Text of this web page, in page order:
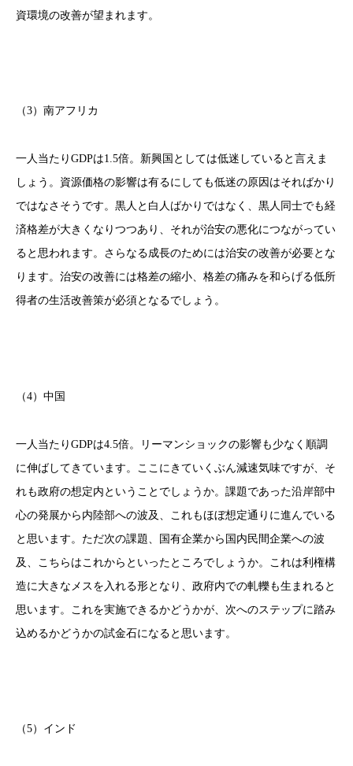
資環境の改善が望まれます。
（3）南アフリカ
一人当たりGDPは1.5倍。新興国としては低迷していると言えま
しょう。資源価格の影響は有るにしても低迷の原因はそればかり
ではなさそうです。黒人と白人ばかりではなく、黒人同士でも経
済格差が大きくなりつつあり、それが治安の悪化につながってい
ると思われます。さらなる成長のためには治安の改善が必要とな
ります。治安の改善には格差の縮小、格差の痛みを和らげる低所
得者の生活改善策が必須となるでしょう。
（4）中国
一人当たりGDPは4.5倍。リーマンショックの影響も少なく順調
に伸ばしてきています。ここにきていくぶん減速気味ですが、そ
れも政府の想定内ということでしょうか。課題であった沿岸部中
心の発展から内陸部への波及、これもほぼ想定通りに進んでいる
と思います。ただ次の課題、国有企業から国内民間企業への波
及、こちらはこれからといったところでしょうか。これは利権構
造に大きなメスを入れる形となり、政府内での軋轢も生まれると
思います。これを実施できるかどうかが、次へのステップに踏み
込めるかどうかの試金石になると思います。
（5）インド